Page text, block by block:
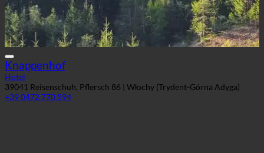
Knappenhof
Hotel
39041 Reisenschuh, Pflersch 86 | Włochy (Trydent-Górna Adyga)
+39 0472 770 594